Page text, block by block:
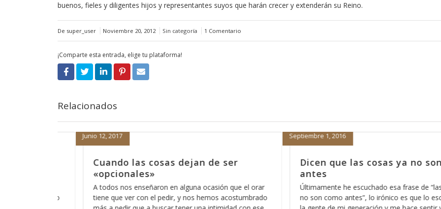
buenos, fieles y diligentes hijos y representantes suyos que harán crecer y extenderán su Reino.
De super_user Noviembre 20, 2012 Sin categoría 1 Comentario
¡Comparte esta entrada, elige tu plataforma!
Relacionados
Dicen que las cosas ya no son como
antes
Septiembre 1, 2016
Últimamente he escuchado esa frase de “las cosas ya
no son como antes”, lo irónico es que lo escucho entre
La mejor manera de empezar
2014, parte 6
Enero 7, 2014
Una de las cosas que nos deben de quedar
claras es que en el Reino de los Cielos no